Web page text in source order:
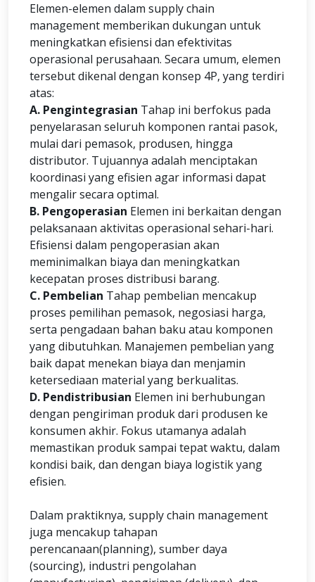
Elemen-elemen dalam supply chain
management memberikan dukungan untuk
meningkatkan efisiensi dan efektivitas
operasional perusahaan. Secara umum, elemen
tersebut dikenal dengan konsep 4P, yang terdiri
atas:
A. Pengintegrasian Tahap ini berfokus pada
penyelarasan seluruh komponen rantai pasok,
mulai dari pemasok, produsen, hingga
distributor. Tujuannya adalah menciptakan
koordinasi yang efisien agar informasi dapat
mengalir secara optimal.
B. Pengoperasian Elemen ini berkaitan dengan
pelaksanaan aktivitas operasional sehari-hari.
Efisiensi dalam pengoperasian akan
meminimalkan biaya dan meningkatkan
kecepatan proses distribusi barang.
C. Pembelian Tahap pembelian mencakup
proses pemilihan pemasok, negosiasi harga,
serta pengadaan bahan baku atau komponen
yang dibutuhkan. Manajemen pembelian yang
baik dapat menekan biaya dan menjamin
ketersediaan material yang berkualitas.
D. Pendistribusian Elemen ini berhubungan
dengan pengiriman produk dari produsen ke
konsumen akhir. Fokus utamanya adalah
memastikan produk sampai tepat waktu, dalam
kondisi baik, dan dengan biaya logistik yang
efisien.
Dalam praktiknya, supply chain management
juga mencakup tahapan
perencanaan(planning), sumber daya
(sourcing), industri pengolahan